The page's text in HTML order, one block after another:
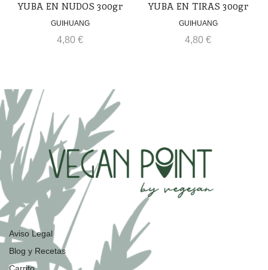
YUBA EN NUDOS 300gr
GUIHUANG
4,80 €
YUBA EN TIRAS 300gr
GUIHUANG
4,80 €
Aviso Legal
Blog y Recetas